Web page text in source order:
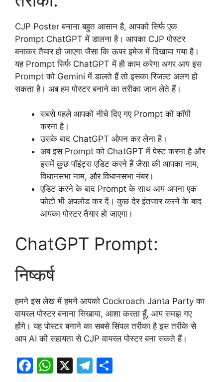
CJP Poster बनाना बहुत आसान है, आपको सिर्फ एक
Prompt ChatGPT में डालना है। आपका CJP पोस्टर
बनाकर तैयार हो जाएगा जैसा कि ऊपर इमेज में दिखाया गया है।
यह Prompt सिर्फ ChatGPT में ही काम करेगा अगर आप इस
Prompt को Gemini में डालते हैं तो इसका रिजल्ट अलग हो
सकता है। अब हम पोस्टर बनाने का तरीका जान लेते हैं।
सबसे पहले आपको नीचे दिए गए Prompt को कॉपी
करना है।
उसके बाद ChatGPT ओपन कर लेना है।
अब इस Prompt को ChatGPT में पेस्ट करना है और
इसमें कुछ पॉइंट्स एडिट करने हैं जैसा की आपका नाम,
विधानसभा नाम, और विधानसभा नंबर।
एडिट करने के बाद Prompt के साथ आप अपना एक
फोटो भी अपलोड कर दें। कुछ देर इंतजार करने के बाद
आपका पोस्टर तैयार हो जाएगा।
ChatGPT Prompt:
निष्कर्ष
हमने इस लेख में हमने आपको Cockroach Janta Party का
वायरल पोस्टर बनाना सिखाया, आशा करता हूँ, आप समझ गए
होंगे। यह पोस्टर बनाने का सबसे सिंपल तरीका है इस तरीके से
आप AI की सहायता से CJP वायरल पोस्टर बना सकते हैं।
F
W X
T